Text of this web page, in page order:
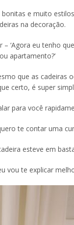
e muito
na decoração.
– ‘Agora eu tenho
apartamento?’
que as cadeiras
certo, é super
para você
te contar uma
esteve em
vou te explicar